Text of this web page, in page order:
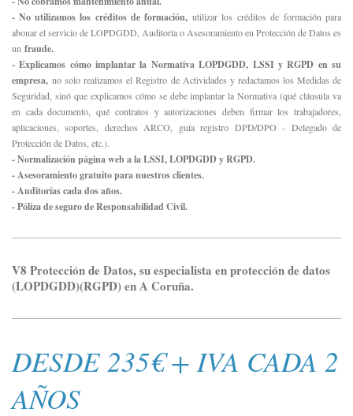
- No utilizamos los créditos de formación, utilizar los créditos de formación para
abonar el servicio de LOPDGDD, Auditoría o Asesoramiento en Protección de Datos es
un fraude.
- Explicamos cómo implantar la Normativa LOPDGDD, LSSI y RGPD en su
empresa, no solo realizamos el Registro de Actividades y redactamos los Medidas de
Seguridad, sinó que explicamos cómo se debe implantar la Normativa (qué cláusula va
en cada documento, qué contratos y autorizaciones deben firmar los trabajadores,
aplicaciones, soportes, derechos ARCO, guía registro DPD/DPO - Delegado de
Protección de Datos, etc.).
- Normalización página web a la LSSI, LOPDGDD y RGPD.
- Asesoramiento gratuito para nuestros clientes.
- Auditorías cada dos años.
- Póliza de seguro de Responsabilidad Civil.
V8 Protección de Datos, su especialista en protección de datos
(LOPDGDD)(RGPD) en A Coruña.
DESDE 235€ + IVA CADA 2
AÑOS